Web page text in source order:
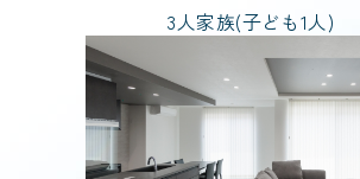
3人家族(子ども1人)